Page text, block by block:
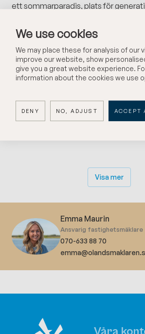
We use cookies
We may place these for analysis of our
improve our website, show
give you a great website experience.
information about the cookies we use
DENY NO, ADJUST ACCEPT
ett sommarparadis, plats för
och skapa något nytt.
Huvudbyggnaden rymmer 1,5 plan
genomgående trevligt skick med
kommunalt vatten och avlopp samt
fungerande vedspis, och i
stora kaminen gott under kyliga kväl...
Visa mer
Emma Maurin
Ansvarig fastighetsmäklare
070-633 88 70